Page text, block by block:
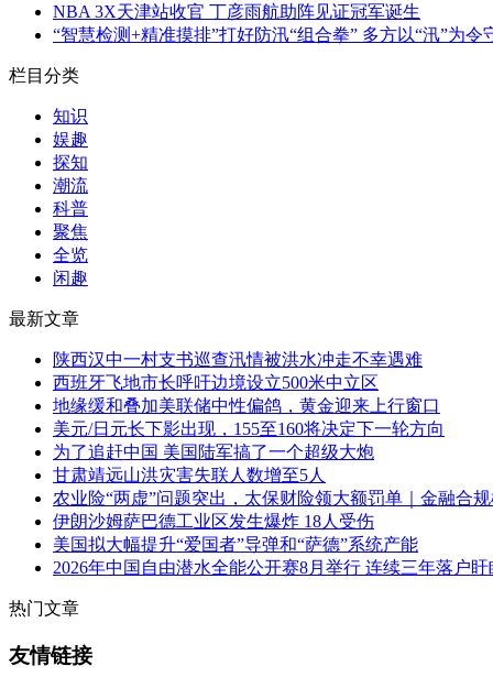
NBA 3X天津站收官 丁彦雨航助阵见证冠军诞生
“智慧检测+精准摸排”打好防汛“组合拳” 多方以“汛”为令
栏目分类
知识
娱趣
探知
潮流
科普
聚焦
全览
闲趣
最新文章
陕西汉中一村支书巡查汛情被洪水冲走不幸遇难
西班牙飞地市长呼吁边境设立500米中立区
地缘缓和叠加美联储中性偏鸽，黄金迎来上行窗口
美元/日元长下影出现，155至160将决定下一轮方向
为了追赶中国 美国陆军搞了一个超级大炮
甘肃靖远山洪灾害失联人数增至5人
农业险“两虚”问题突出，太保财险领大额罚单｜金融合
伊朗沙姆萨巴德工业区发生爆炸 18人受伤
美国拟大幅提升“爱国者”导弹和“萨德”系统产能
2026年中国自由潜水全能公开赛8月举行 连续三年落户盱
热门文章
友情链接